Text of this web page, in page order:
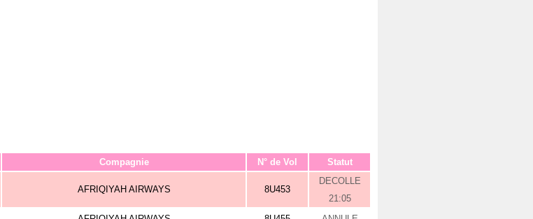
Compagnie N° de Vol Statut
AFRIQIYAH AIRWAYS 8U453
DECOLLE
21:05